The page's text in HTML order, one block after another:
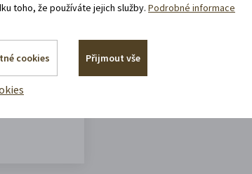
toho, že používáte jejich služby.Podrobné informace
cookies Přijmout vše